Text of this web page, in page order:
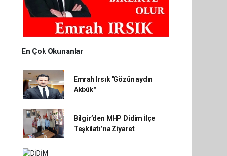
En Çok Okunanlar
Emrah Irsık "Gözün aydın
Akbük"
Bilgin’den MHP Didim İlçe
Teşkilatı’na Ziyaret